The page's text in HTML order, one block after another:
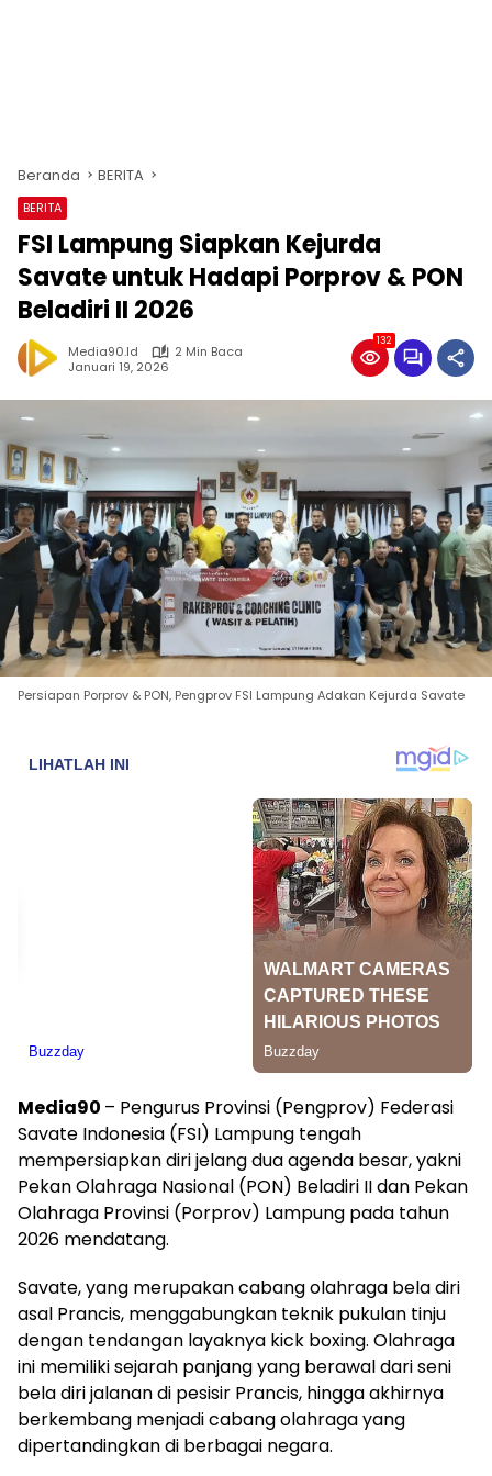
Beranda BERITA
BERITA
FSI Lampung Siapkan Kejurda
Savate untuk Hadapi Porprov & PON
Beladiri II 2026
Media90.id
2 Min Baca
Januari 19, 2026
132
Persiapan Porprov & PON, Pengprov FSI Lampung Adakan Kejurda Savate
Media90 – Pengurus Provinsi (Pengprov) Federasi
Savate Indonesia (FSI) Lampung tengah
mempersiapkan diri jelang dua agenda besar, yakni
Pekan Olahraga Nasional (PON) Beladiri II dan Pekan
Olahraga Provinsi (Porprov) Lampung pada tahun
2026 mendatang.
Savate, yang merupakan cabang olahraga bela diri
asal Prancis, menggabungkan teknik pukulan tinju
dengan tendangan layaknya kick boxing. Olahraga
ini memiliki sejarah panjang yang berawal dari seni
bela diri jalanan di pesisir Prancis, hingga akhirnya
berkembang menjadi cabang olahraga yang
dipertandingkan di berbagai negara.